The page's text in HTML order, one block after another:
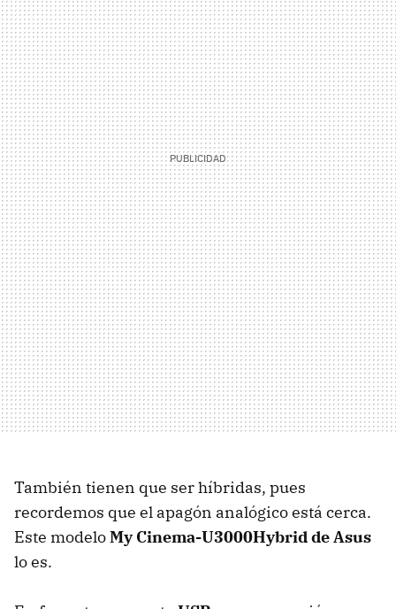
También tienen que ser híbridas, pues
recordemos que el apagón analógico está cerca.
Este modeloMy Cinema-U3000Hybrid de Asus
lo es.